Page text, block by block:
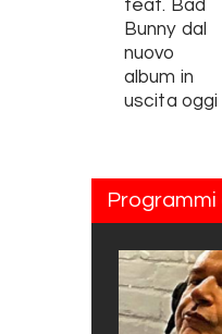
feat. Bad
Bunny dal
nuovo
album in
uscita oggi
Programmi